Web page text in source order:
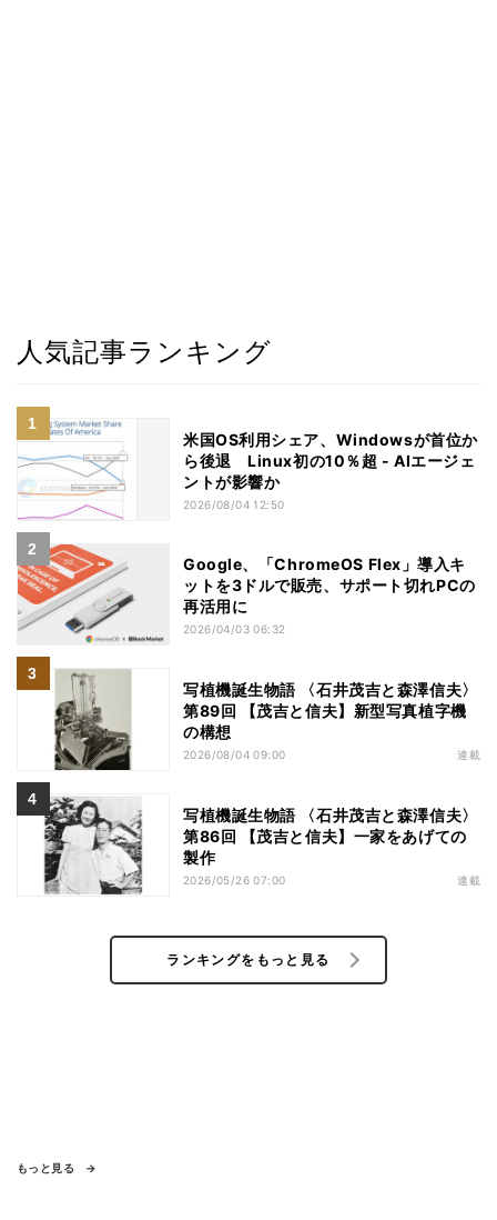
人気記事ランキング
米国OS利用シェア、Windowsが首位か
ら後退 Linux初の10％超 - AIエージェ
ントが影響か
2026/08/04 12:50
Google、「ChromeOS Flex」導入キ
ットを3ドルで販売、サポート切れPCの
再活用に
2026/04/03 06:32
写植機誕生物語 〈石井茂吉と森澤信夫〉
第89回 【茂吉と信夫】新型写真植字機
の構想
2026/08/04 09:00 連載
写植機誕生物語 〈石井茂吉と森澤信夫〉
第86回 【茂吉と信夫】一家をあげての
製作
2026/05/26 07:00 連載
ランキングをもっと見る
もっと見る